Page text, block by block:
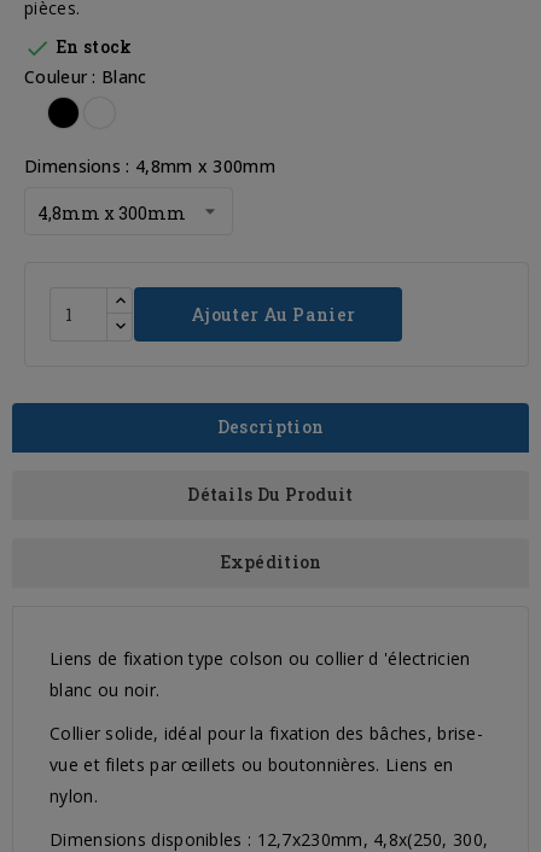
pièces.
 En stock
Couleur : Blanc
Dimensions : 4,8mm x 300mm
Ajouter Au Panier
Description
Détails Du Produit
Expédition
Liens de fixation type colson ou collier d 'électricien
blanc ou noir.
Collier solide, idéal pour la fixation des bâches, brise-
vue et filets par œillets ou boutonnières. Liens en
nylon.
Dimensions disponibles : 12,7x230mm, 4,8x(250, 300,